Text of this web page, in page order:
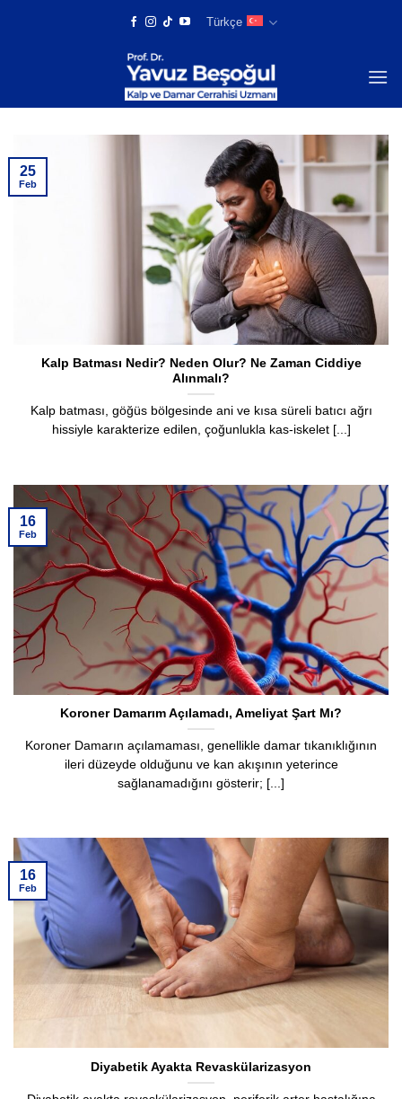
Türkçe
Kalp Batması Nedir? Neden Olur? Ne Zaman Ciddiye
Alınmalı?
Kalp batması, göğüs bölgesinde ani ve kısa süreli batıcı ağrı
hissiyle karakterize edilen, çoğunlukla kas-iskelet [...]
25
Feb
Koroner Damarım Açılamadı, Ameliyat Şart Mı?
Koroner Damarın açılamaması, genellikle damar tıkanıklığının
ileri düzeyde olduğunu ve kan akışının yeterince
sağlanamadığını gösterir; [...]
16
Feb
Diyabetik Ayakta Revaskülarizasyon
16
Feb